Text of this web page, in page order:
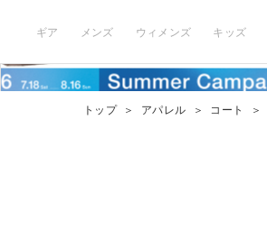
ギア メンズ ウィメンズ キッズ
トップ ＞ アパレル ＞ コート ＞